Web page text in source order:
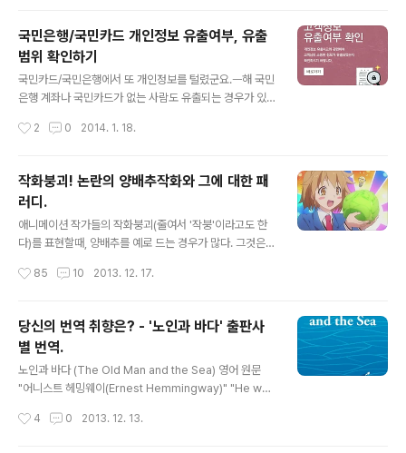
자인 어머니가 더 이상 이야기를 들려주지 않자 당황했다.
성의 옥탑 감옥에 갇힌 공주를 구출하기 위해 온갖 위험을
무릅쓴 왕자가 마지막 관문이 용과 마주쳤을 때, 그만 이야
기가 끊어진 것이다. 아들은 다음에 일어날 사건의 다양한
가능성에 대해 생각해야 했다. 아들은 후일 세계의 대문호
국민은행/국민카드 개인정보 유출여부, 유출
범위 확인하기
국민카드/국민은행에서 또 개인정보를 털렸군요.ㅡ해 국민
은행 계좌나 국민카드가 없는 사람도 유출되는 경우가 있
크 https://card.kbcard.com/CXPPPZQ00148.cm
리고 주민번호의 마지막 한자리를 입력하면, 개인정보 유
출 여부와 유출 범위에 대해 알 수 있습니다. 저는 성명, 이
메일, 휴대전화, 직장전화, 자택전화, 주민등록번호, 직장주
소, 자택주소, 직장정보, 자가용 보유여부, 이용실적금액(타
사포함), 결제계좌, 결제일, 신용한도금액(타사포함), 신용
부모님보다 저를 더 잘알겠네요. 각자, 자신의 정보는 얼마
2 0 2014. 1. 18.
작화붕괴! 논란의 양배추작화와 그에 대한 패
러디.
애니메이션 작가들의 작화붕괴(줄여서 '작붕'이라고도 한
다)를 표현할때, 양배추를 예로 드는 경우가 많다. 그것은
의 '새벽녘보다 유리색인'이라는 애니메이션에서 작화팀
게 생겼는지 모르든지 간에 양배추 써는 모습을 아래와 같
이 표현해서 팬들사이에 논란이 되었던 것. 일도양단, 양배
추 쪼개기! 이 당황스러운 녹색 구(球) 쪼개기 컷은 애니의
완성도 논란으로 이어져, 팬들이 거세게 항의하기 시작했
고, 결국 반다이 비주얼 주주총회에서도 거론될만큼 심각
고. 이는 일본뿐만 아니라 서양의 양덕들 사이에서 화제가
85 10 2013. 12. 17.
당신의 번역 취향은? - '노인과 바다' 출판사
별 번역.
노인과 바다 (The Old Man and the Sea) 영어 원문
"어니스트 헤밍웨이(Ernest Hemmingway)" "He was
Stream and he had gone eighty-four days now
4 0 2013. 12. 13.